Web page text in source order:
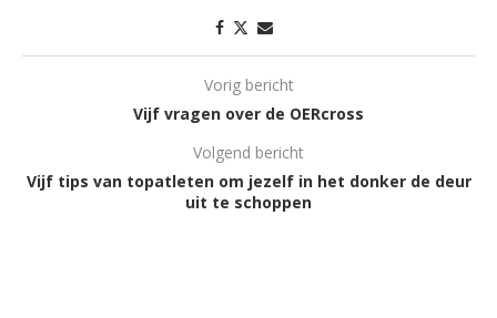
Vorig bericht
Vijf vragen over de OERcross
Volgend bericht
Vijf tips van topatleten om jezelf in het donker de deur
uit te schoppen